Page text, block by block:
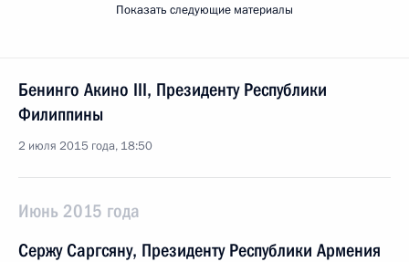
Показать следующие материалы
Бенинго Акино III, Президенту Республики
Филиппины
2 июля 2015 года, 18:50
Июнь 2015 года
Сержу Саргсяну, Президенту Республики Армения